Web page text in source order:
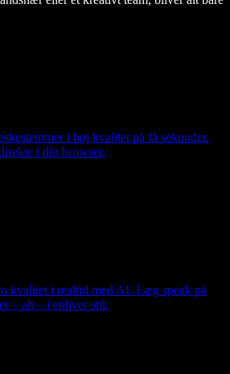
i høj kvalitet på få sekunder.
i din browser.
kvalitet i realtid med AI. Læg speak på
– alt – i enhver stil.